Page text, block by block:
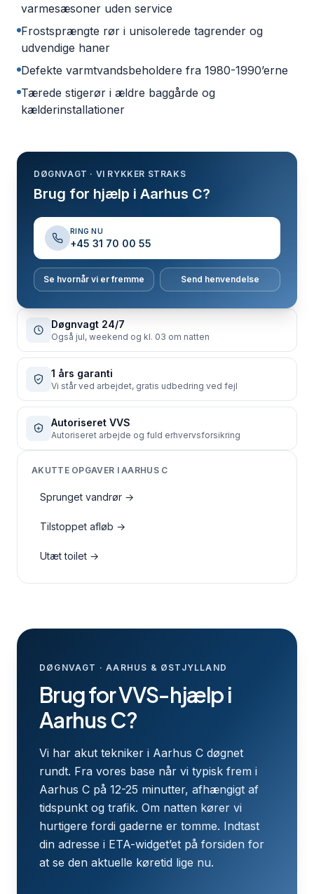
varmesæsoner uden service
Frostsprængte rør i unisolerede tagrender og
udvendige haner
Defekte varmtvandsbeholdere fra 1980-1990’erne
Tærede stigerør i ældre baggårde og
kælderinstallationer
DØGNVAGT · VI RYKKER STRAKS
Brug for hjælp i Aarhus C?
RING NU
+45 31 70 00 55
Se hvornår vi er fremme Send henvendelse
Døgnvagt 24/7
Også jul, weekend og kl. 03 om natten
1 års garanti
Vi står ved arbejdet, gratis udbedring ved fejl
Autoriseret VVS
Autoriseret arbejde og fuld erhvervsforsikring
AKUTTE OPGAVER I AARHUS C
Sprunget vandrør →
Tilstoppet afløb →
Utæt toilet →
DØGNVAGT · AARHUS & ØSTJYLLAND
Brug for VVS-hjælp i
Aarhus C?
Vi har akut tekniker i Aarhus C døgnet
rundt. Fra vores base når vi typisk frem i
Aarhus C på 12-25 minutter, afhængigt af
tidspunkt og trafik. Om natten kører vi
hurtigere fordi gaderne er tomme. Indtast
din adresse i ETA-widget’et på forsiden for
at se den aktuelle køretid lige nu.